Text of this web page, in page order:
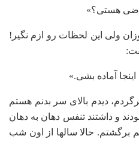
هستی؟»
ولی این لحظات رو ازم نگیر!
آماده بشی.»
دیدم بالای سر بدنم هستم
و داشتند تنفس دهان به دهان
برگشتم. حالا سالها از اون شب